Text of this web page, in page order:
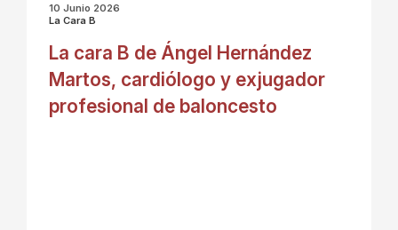
10 Junio 2026
La Cara B
La cara B de Ángel Hernández
Martos, cardiólogo y exjugador
profesional de baloncesto